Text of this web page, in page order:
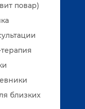
повар)
близких